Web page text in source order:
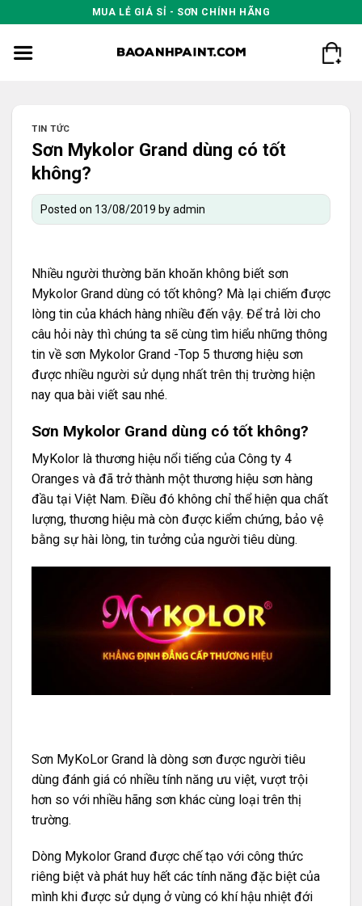
to
content
MUA LẺ GIÁ SỈ - SƠN CHÍNH HÃNG
TIN TỨC
Sơn Mykolor Grand dùng có tốt
không?
Posted on 13/08/2019 byadmin
Nhiều người thường băn khoăn không biết sơn
Mykolor Grand dùng có tốt không? Mà lại chiếm được
lòng tin của khách hàng nhiều đến vậy. Để trả lời cho
câu hỏi này thì chúng ta sẽ cùng tìm hiểu những thông
tin về sơn Mykolor Grand -Top 5 thương hiệu sơn
được nhiều người sử dụng nhất trên thị trường hiện
nay qua bài viết sau nhé.
Sơn Mykolor Grand dùng có tốt không?
MyKolor là thương hiệu nổi tiếng của Công ty 4
Oranges và đã trở thành một thương hiệu sơn hàng
đầu tại Việt Nam. Điều đó không chỉ thể hiện qua chất
lượng, thương hiệu mà còn được kiểm chứng, bảo vệ
bằng sự hài lòng, tin tưởng của người tiêu dùng.
Sơn MyKoLor Grand là dòng sơn được người tiêu
dùng đánh giá có nhiều tính năng ưu việt, vượt trội
hơn so với nhiều hãng sơn khác cùng loại trên thị
trường.
Dòng Mykolor Grand được chế tạo với công thức
riêng biệt và phát huy hết các tính năng đặc biệt của
mình khi được sử dụng ở vùng có khí hậu nhiệt đới